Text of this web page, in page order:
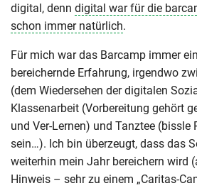
digital, denn digital war für die
schon immer natürlich.
Für mich war das Barcamp immer
bereichernde Erfahrung, irgendwo
(dem Wiedersehen der digitalen
Klassenarbeit (Vorbereitung gehört
und Ver-Lernen) und Tanztee (bissle
sein…). Ich bin überzeugt, dass das
weiterhin mein Jahr bereichern wird
Hinweis – sehr zu einem „Caritas-